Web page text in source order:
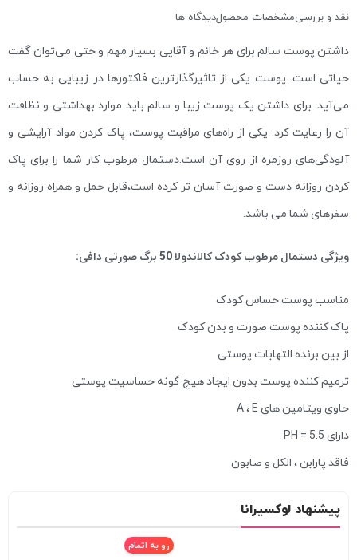
نقد و بررسیمشخصات محصولدیدگاه ها
داشتن پوست سالم برای هر خانم و آقایی بسیار مهم و حتی می‌توان گفت
حیاتی است. پوست یکی از تاثیرگذارترین فاکتورها در زیبایی به حساب
می‌آید. برای داشتن یک پوست زیبا و سالم باید موارد بهداشتی و نظافت
آن‌ را رعایت کرد. یکی از راه‌های مراقبت پوست، پاک کردن مواد آرایشی و
آلودگی‌های روزمره از روی آن است.دستمال مرطوب کار شما را برای پاک
کردن روزانه دست و صورت آسان تر کرده است،قابل حمل و همراه روزانه و
سفرهای شما می باشد.
ویژگی دستمال مرطوب کودک کالاندولا 50 برگ صورتی دافی:
مناسب پوست حساس کودک
پاک کننده پوست صورت و بدن کودک
از بین برنده التهابات پوستی
ترمیم کننده پوست بدون ایجاد هیچ گونه حساسیت پوستی
حاوی ویتامین های A ، E
دارای PH = 5.5
فاقد پارابن ، الکل و صابون
پیشنهاد لوکسیرانا
رو به اتمام